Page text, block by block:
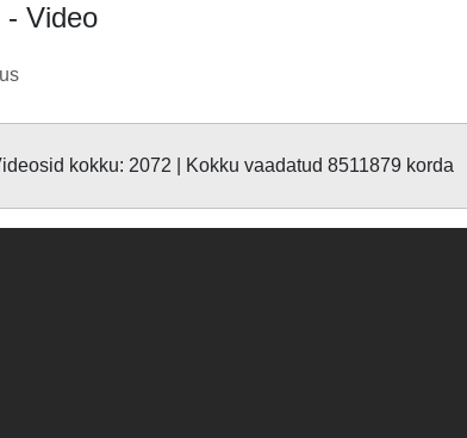
- Video
kokku: 2072 | Kokku vaadatud 8511879 korda